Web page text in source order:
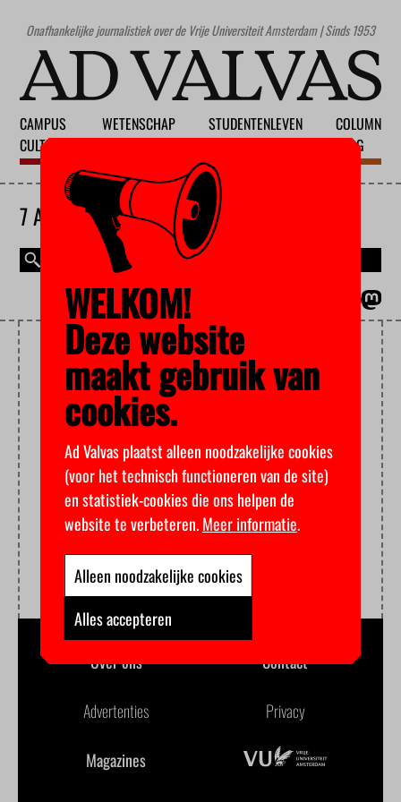
Onafhankelijke journalistiek over de Vrije Universiteit Amsterdam | Sinds 1953
CAMPUS
CULTUUR
WETENSCHAP
STUDENTENLEVEN
COLUMN
BLOG
7 AUGUSTUS 2026
HARDLOPEN
Over ons Contact
Advertenties Privacy
Magazines
WELKOM!
Deze website
maakt gebruik van
cookies.
Ad Valvas plaatst alleen noodzakelijke cookies
(voor het technisch functioneren van de site)
en statistiek-cookies die ons helpen de
website te verbeteren.Meer informatie.
Alleen noodzakelijke cookies
Alles accepteren